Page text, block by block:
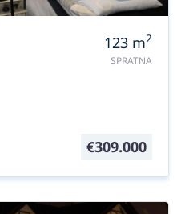
123 m2
SPRATNA
€309.000